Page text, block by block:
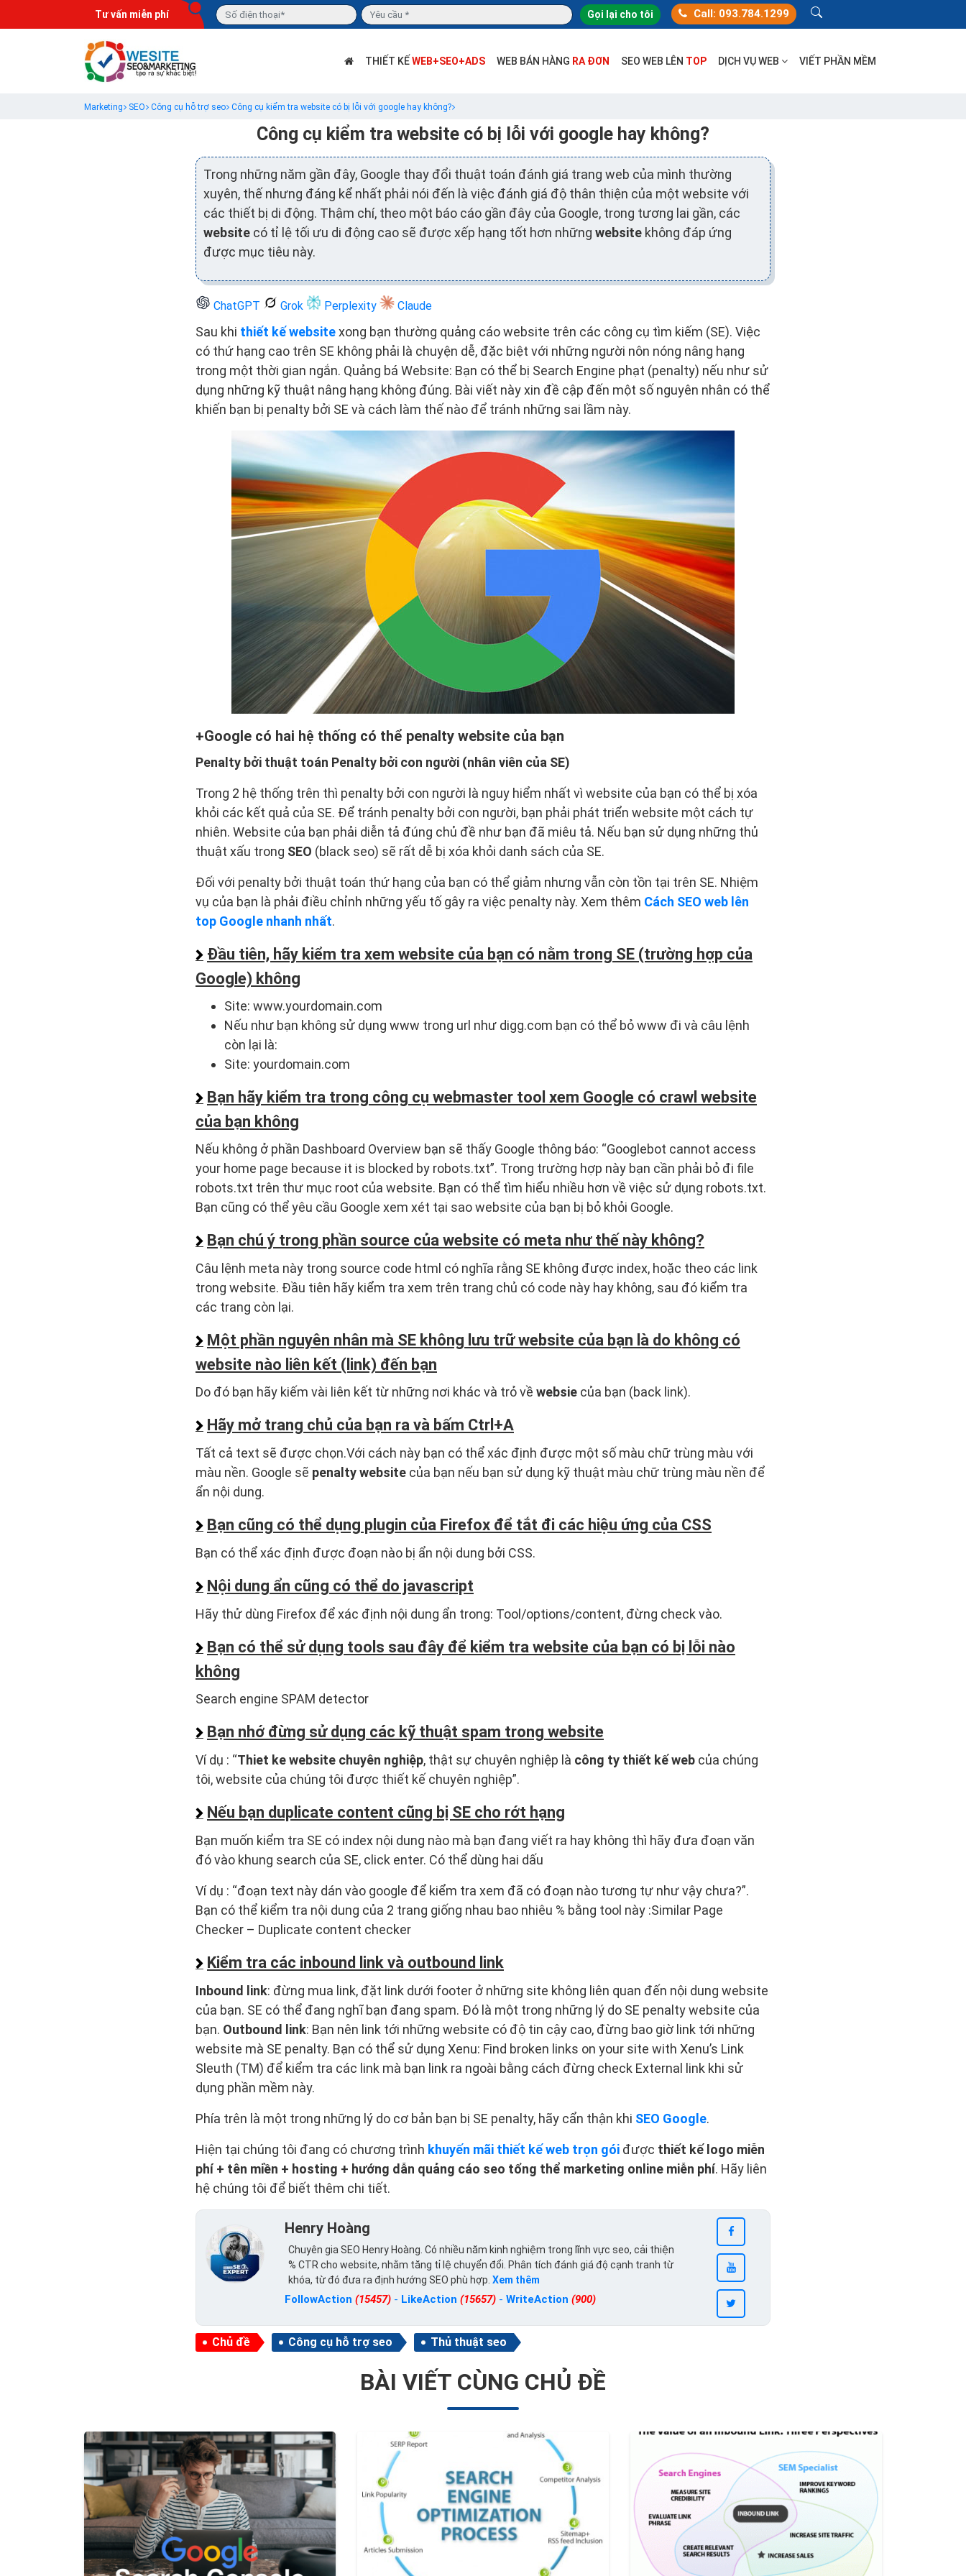
Tư vấn miễn phí Gọi lại cho tôi Call: 093.784.1299
THIẾT KẾWEB+SEO+ADS WEB BÁN HÀNG RA ĐƠN SEO WEB LÊN TOP DỊCH VỤ WEB VIẾT PHẦN MỀM
Marketing SEO Công cụ hỗ trợ seo Công cụ kiểm tra website có bị lỗi với google hay không?
Công cụ kiểm tra website có bị lỗi với google hay không?
Trong những năm gần đây, Google thay đổi thuật toán đánh giá trang web của mình thường
xuyên, thế nhưng đáng kể nhất phải nói đến là việc đánh giá độ thân thiện của một website với
các thiết bị di động. Thậm chí, theo một báo cáo gần đây của Google, trong tương lai gần, các
website có tỉ lệ tối ưu di động cao sẽ được xếp hạng tốt hơn những website không đáp ứng
được mục tiêu này.
ChatGPT Grok Perplexity Claude
Sau khi thiết kế websitexong bạn thường quảng cáo website trên các công cụ tìm kiếm (SE). Việc
có thứ hạng cao trên SE không phải là chuyện dễ, đặc biệt với những người nôn nóng nâng hạng
trong một thời gian ngắn. Quảng bá Website: Bạn có thể bị Search Engine phạt (penalty) nếu như sử
dụng những kỹ thuật nâng hạng không đúng. Bài viết này xin đề cập đến một số nguyên nhân có thể
khiến bạn bị penalty bởi SE và cách làm thế nào để tránh những sai lầm này.
Google có hai hệ thống có thể penalty website của bạn
Penalty bởi thuật toán Penalty bởi con người (nhân viên của SE)
Trong 2 hệ thống trên thì penalty bởi con người là nguy hiểm nhất vì website của bạn có thể bị xóa
khỏi các kết quả của SE. Để tránh penalty bởi con người, bạn phải phát triển website một cách tự
nhiên. Website của bạn phải diễn tả đúng chủ đề như bạn đã miêu tả. Nếu bạn sử dụng những thủ
thuật xấu trong SEO (black seo) sẽ rất dễ bị xóa khỏi danh sách của SE.
Đối với penalty bởi thuật toán thứ hạng của bạn có thể giảm nhưng vẫn còn tồn tại trên SE. Nhiệm
vụ của bạn là phải điều chỉnh những yếu tố gây ra việc penalty này. Xem thêm Cách SEO web lên
top Google nhanh nhất.
Đầu tiên, hãy kiểm tra xem website của bạn có nằm trong SE (trường hợp của
Google) không
Site: www.yourdomain.com
Nếu như bạn không sử dụng www trong url như digg.com bạn có thể bỏ www đi và câu lệnh
còn lại là:
Site: yourdomain.com
Bạn hãy kiểm tra trong công cụ webmaster tool xem Google có crawl website
của bạn không
Nếu không ở phần Dashboard Overview bạn sẽ thấy Google thông báo: “Googlebot cannot access
your home page because it is blocked by robots.txt”. Trong trường hợp này bạn cần phải bỏ đi file
robots.txt trên thư mục root của website. Bạn có thể tìm hiểu nhiều hơn về việc sử dụng robots.txt.
Bạn cũng có thể yêu cầu Google xem xét tại sao website của bạn bị bỏ khỏi Google.
Bạn chú ý trong phần source của website có meta như thế này không?
Câu lệnh meta này trong source code html có nghĩa rằng SE không được index, hoặc theo các link
trong website. Đầu tiên hãy kiểm tra xem trên trang chủ có code này hay không, sau đó kiểm tra
các trang còn lại.
Một phần nguyên nhân mà SE không lưu trữ website của bạn là do không có
website nào liên kết (link) đến bạn
Do đó bạn hãy kiếm vài liên kết từ những nơi khác và trỏ về websie của bạn (back link).
Hãy mở trang chủ của bạn ra và bấm Ctrl+A
Tất cả text sẽ được chọn.Với cách này bạn có thể xác định được một số màu chữ trùng màu với
màu nền. Google sẽ penalty website của bạn nếu bạn sử dụng kỹ thuật màu chữ trùng màu nền để
ẩn nội dung.
Bạn cũng có thể dụng plugin của Firefox để tắt đi các hiệu ứng của CSS
Bạn có thể xác định được đoạn nào bị ẩn nội dung bởi CSS.
Nội dung ẩn cũng có thể do javascript
Hãy thử dùng Firefox để xác định nội dung ẩn trong: Tool/options/content, đừng check vào.
Bạn có thể sử dụng tools sau đây để kiểm tra website của bạn có bị lỗi nào
không
Search engine SPAM detector
Bạn nhớ đừng sử dụng các kỹ thuật spam trong website
Ví dụ : “Thiet ke website chuyên nghiệp, thật sự chuyên nghiệp là công ty thiết kế web của chúng
tôi, website của chúng tôi được thiết kế chuyên nghiệp”.
Nếu bạn duplicate content cũng bị SE cho rớt hạng
Bạn muốn kiểm tra SE có index nội dung nào mà bạn đang viết ra hay không thì hãy đưa đoạn văn
đó vào khung search của SE, click enter. Có thể dùng hai dấu
Ví dụ : “đoạn text này dán vào google để kiểm tra xem đã có đoạn nào tương tự như vậy chưa?”.
Bạn có thể kiểm tra nội dung của 2 trang giống nhau bao nhiêu % bằng tool này :Similar Page
Checker – Duplicate content checker
Kiểm tra các inbound link và outbound link
Inbound link: đừng mua link, đặt link dưới footer ở những site không liên quan đến nội dung website
của bạn. SE có thể đang nghĩ bạn đang spam. Đó là một trong những lý do SE penalty website của
bạn. Outbound link: Bạn nên link tới những website có độ tin cậy cao, đừng bao giờ link tới những
website mà SE penalty. Bạn có thể sử dụng Xenu: Find broken links on your site with Xenu’s Link
Sleuth (TM) để kiểm tra các link mà bạn link ra ngoài bằng cách đừng check External link khi sử
dụng phần mềm này.
Phía trên là một trong những lý do cơ bản bạn bị SE penalty, hãy cẩn thận khi SEO Google.
Hiện tại chúng tôi đang có chương trình khuyến mãi thiết kế web trọn gói được thiết kế logo miễn
phí + tên miền + hosting + hướng dẫn quảng cáo seo tổng thể marketing online miễn phí. Hãy liên
hệ chúng tôi để biết thêm chi tiết.
Henry Hoàng
Chuyên gia SEO Henry Hoàng. Có nhiều năm kinh nghiệm trong lĩnh vực seo, cải thiện
% CTR cho website, nhằm tăng tỉ lệ chuyển đổi. Phân tích đánh giá độ cạnh tranh từ
khóa, từ đó đưa ra định hướng SEO phù hợp. Xem thêm
FollowAction (15457) - LikeAction (15657) - WriteAction (900)
Chủ đề Công cụ hỗ trợ seo Thủ thuật seo
BÀI VIẾT CÙNG CHỦ ĐỀ